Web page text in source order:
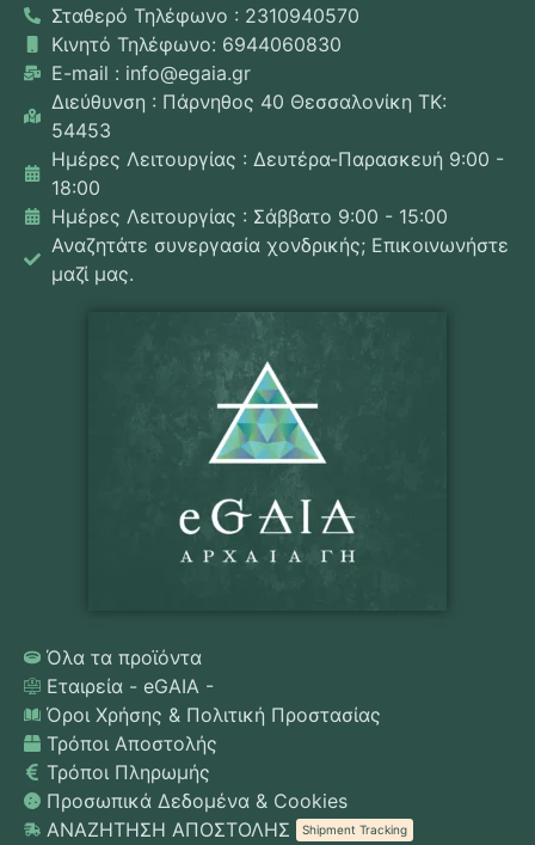
Σταθερό Τηλέφωνο : 2310940570
Κινητό Τηλέφωνο: 6944060830
E-mail : info@egaia.gr
Διεύθυνση : Πάρνηθος 40 Θεσσαλονίκη ΤΚ:
54453
Ημέρες Λειτουργίας : Δευτέρα-Παρασκευή 9:00 -
18:00
Ημέρες Λειτουργίας : Σάββατο 9:00 - 15:00
Αναζητάτε συνεργασία χονδρικής; Επικοινωνήστε
μαζί μας.
Όλα τα προϊόντα
Εταιρεία - eGAIA -
Όροι Χρήσης & Πολιτική Προστασίας
Τρόποι Αποστολής
Τρόποι Πληρωμής
Προσωπικά Δεδομένα & Cookies
ΑΝΑΖΗΤΗΣΗ ΑΠΟΣΤΟΛΗΣ
Shipment Tracking